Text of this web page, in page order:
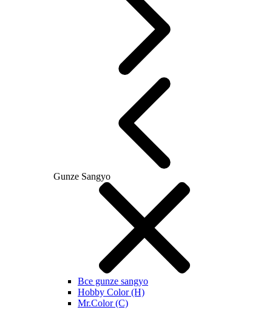
Gunze Sangyo
Все gunze sangyo
Hobby Color (H)
Mr.Color (C)